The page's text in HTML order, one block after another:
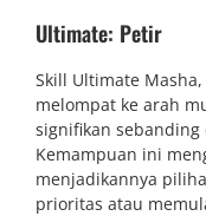
Ultimate: Petir
Skill Ultimate
melompat ke arah
signifikan sebanding
Kemampuan ini
menjadikannya
prioritas atau